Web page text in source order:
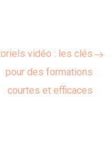
vidéo : les clés
pour des formations
courtes et efficaces